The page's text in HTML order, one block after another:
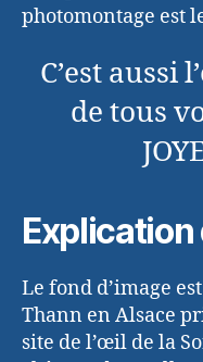
photomontage est
C’est aussi
de tous
Le fond d’image
Thann en Alsace
site de l’œil de la